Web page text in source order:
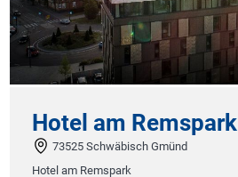
Hotel am Remspark
73525 Schwäbisch Gmünd
Hotel am Remspark